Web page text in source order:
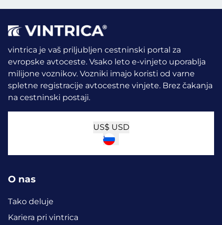
vintrica je vaš priljubljen cestninski portal za
evropske avtoceste. Vsako leto e-vinjeto uporablja
milijone voznikov. Vozniki imajo koristi od varne
spletne registracije avtocestne vinjete. Brez čakanja
na cestninski postaji.
US$ USD
O nas
Tako deluje
Kariera pri vintrica